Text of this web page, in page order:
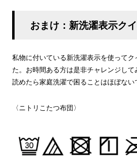
おまけ：新洗濯表示ク
私物に付いている新洗濯表示を使ってク
た。お時間ある方は是非チャレンジし
読めたら家庭洗濯で困ることはほぼない
〈ニトリこたつ布団〉